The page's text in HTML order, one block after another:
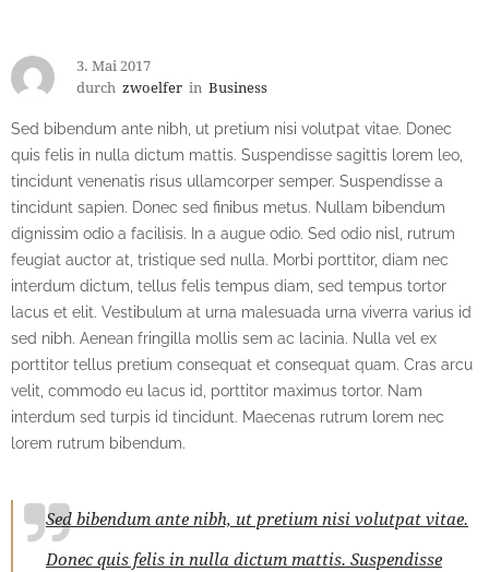
3. Mai 2017
durch zwoelfer in Business
Sed bibendum ante nibh, ut pretium nisi volutpat vitae. Donec
quis felis in nulla dictum mattis. Suspendisse sagittis lorem leo,
tincidunt venenatis risus ullamcorper semper. Suspendisse a
tincidunt sapien. Donec sed finibus metus. Nullam bibendum
dignissim odio a facilisis. In a augue odio. Sed odio nisl, rutrum
feugiat auctor at, tristique sed nulla. Morbi porttitor, diam nec
interdum dictum, tellus felis tempus diam, sed tempus tortor
lacus et elit. Vestibulum at urna malesuada urna viverra varius id
sed nibh. Aenean fringilla mollis sem ac lacinia. Nulla vel ex
porttitor tellus pretium consequat et consequat quam. Cras arcu
velit, commodo eu lacus id, porttitor maximus tortor. Nam
interdum sed turpis id tincidunt. Maecenas rutrum lorem nec
lorem rutrum bibendum.
Sed bibendum ante nibh, ut pretium nisi volutpat vitae.
Donec quis felis in nulla dictum mattis. Suspendisse